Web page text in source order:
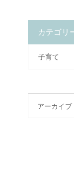
カテゴリ
子育て
アーカイブ